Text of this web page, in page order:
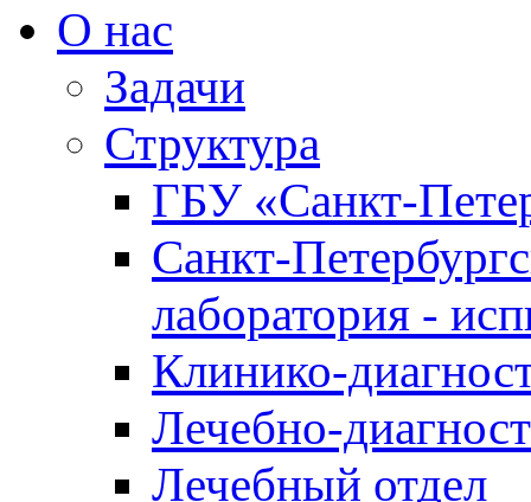
О нас
Задачи
Структура
ГБУ «Санкт-
Санкт-
лаборатория -
Клинико-
Лечебно-
Лечебный отдел